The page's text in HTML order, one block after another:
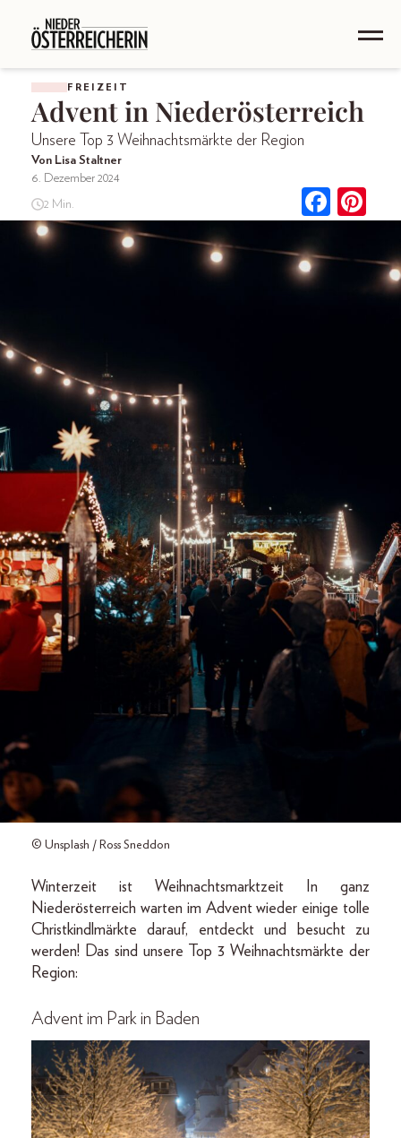
FREIZEIT
Advent in Niederösterreich
Unsere Top 3 Weihnachtsmärkte der Region
Von Lisa Staltner
6. Dezember 2024
2 Min.
© Unsplash / Ross Sneddon
Winterzeit ist Weihnachtsmarktzeit In ganz
Niederösterreich warten im Advent wieder einige tolle
Christkindlmärkte darauf, entdeckt und besucht zu
werden! Das sind unsere Top 3 Weihnachtsmärkte der
Region:
Advent im Park in Baden